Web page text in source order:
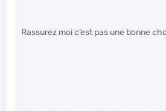
Rassurez moi c’est pas une bonne